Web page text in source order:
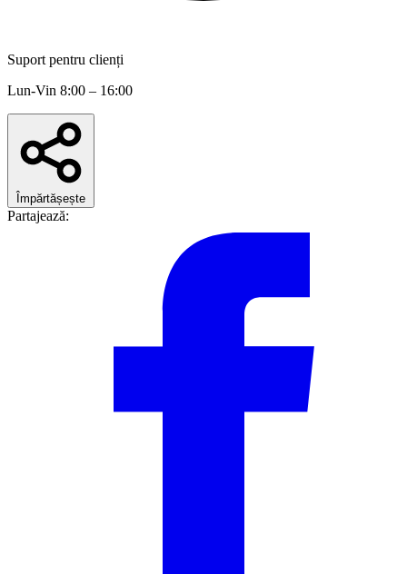
Suport pentru clienți
Lun-Vin 8:00 – 16:00
Împărtășește
Partajează: